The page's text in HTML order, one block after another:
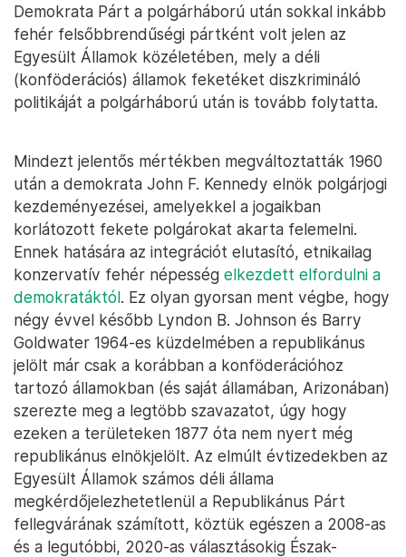
Demokrata Párt a polgárháború után sokkal inkább
fehér felsőbbrendűségi pártként volt jelen az
Egyesült Államok közéletében, mely a déli
(konföderációs) államok feketéket diszkrimináló
politikáját a polgárháború után is tovább folytatta.
Mindezt jelentős mértékben megváltoztatták 1960
után a demokrata John F. Kennedy elnök polgárjogi
kezdeményezései, amelyekkel a jogaikban
korlátozott fekete polgárokat akarta felemelni.
Ennek hatására az integrációt elutasító, etnikailag
konzervatív fehér népesség elkezdett elfordulni a
demokratáktól. Ez olyan gyorsan ment végbe, hogy
négy évvel később Lyndon B. Johnson és Barry
Goldwater 1964-es küzdelmében a republikánus
jelölt már csak a korábban a konföderációhoz
tartozó államokban (és saját államában, Arizonában)
szerezte meg a legtöbb szavazatot, úgy hogy
ezeken a területeken 1877 óta nem nyert még
republikánus elnökjelölt. Az elmúlt évtizedekben az
Egyesült Államok számos déli állama
megkérdőjelezhetetlenül a Republikánus Párt
fellegvárának számított, köztük egészen a 2008-as
és a legutóbbi, 2020-as választásokig Észak-